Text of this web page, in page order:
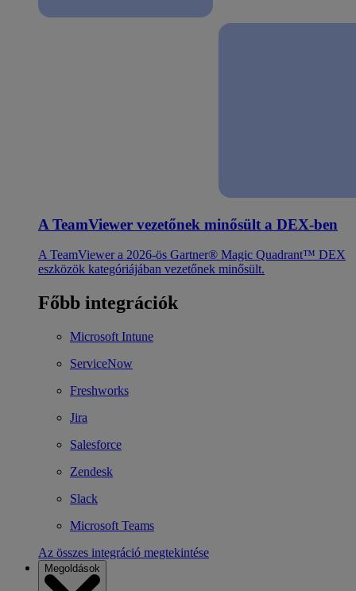
A TeamViewer vezetőnek minősült a DEX-ben
A TeamViewer a 2026-ös Gartner® Magic Quadrant™ DEX
eszközök kategóriájában vezetőnek minősült.
Főbb integrációk
Microsoft Intune
ServiceNow
Freshworks
Jira
Salesforce
Zendesk
Slack
Microsoft Teams
Az összes integráció megtekintése
Megoldások